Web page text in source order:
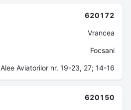
620172
Vrancea
Focsani
Alee Aviatorilor nr. 19-23, 27; 14-16
620150